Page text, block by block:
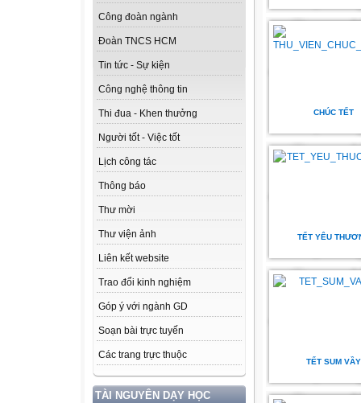
Công đoàn ngành
Đoàn TNCS HCM
Tin tức - Sự kiện
Công nghệ thông tin
Thi đua - Khen thưởng
Người tốt - Việc tốt
Lịch công tác
Thông báo
Thư mời
Thư viện ảnh
Liên kết website
Trao đổi kinh nghiệm
Góp ý với ngành GD
Soạn bài trực tuyến
Các trang trực thuộc
TÀI NGUYÊN DẠY HỌC
CHÚC TẾT
TẾT YÊU
TẾT SUM VẦY